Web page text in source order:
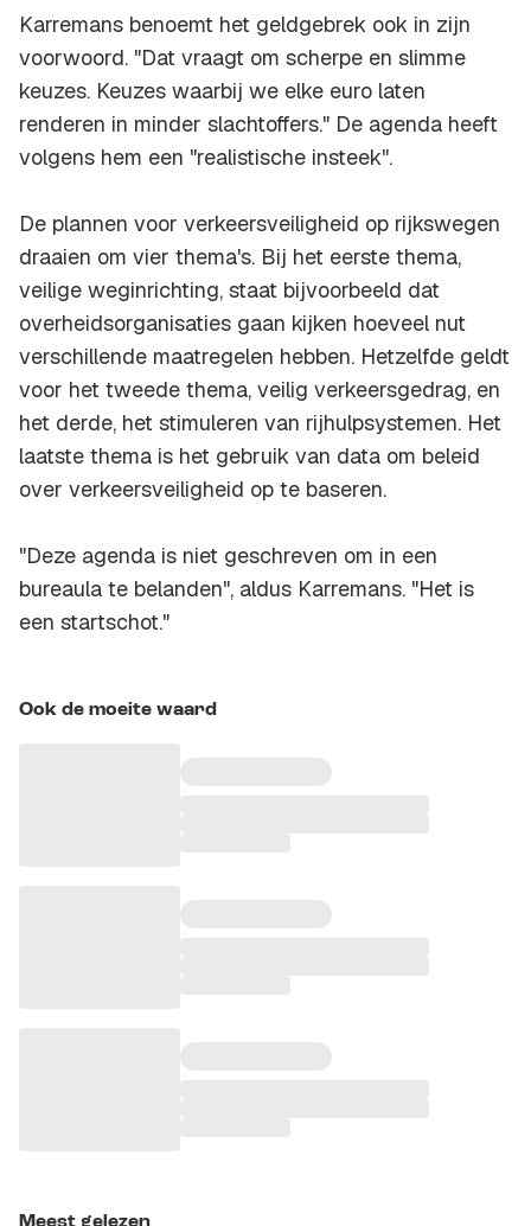
Karremans benoemt het geldgebrek ook in zijn
voorwoord. "Dat vraagt om scherpe en slimme
keuzes. Keuzes waarbij we elke euro laten
renderen in minder slachtoffers." De agenda heeft
volgens hem een "realistische insteek".
De plannen voor verkeersveiligheid op rijkswegen
draaien om vier thema's. Bij het eerste thema,
veilige weginrichting, staat bijvoorbeeld dat
overheidsorganisaties gaan kijken hoeveel nut
verschillende maatregelen hebben. Hetzelfde geldt
voor het tweede thema, veilig verkeersgedrag, en
het derde, het stimuleren van rijhulpsystemen. Het
laatste thema is het gebruik van data om beleid
over verkeersveiligheid op te baseren.
"Deze agenda is niet geschreven om in een
bureaula te belanden", aldus Karremans. "Het is
een startschot."
Ook de moeite waard